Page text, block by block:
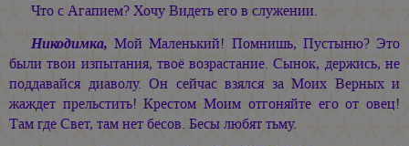
Что с Агапием? Хочу Видеть его в служении.
Никодимка, Мой Маленький! Помнишь, Пустыню? Это
были твои изпытания, твоё возрастание. Сынок, держись, не
поддавайся диаволу. Он сейчас взялся за Моих Верных и
жаждет прельстить! Крестом Моим отгоняйте его от овец!
Там где Свет, там нет бесов. Бесы любят тьму.